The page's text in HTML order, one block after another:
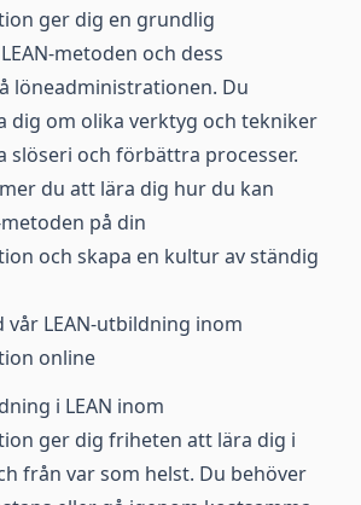
ger dig en grundlig
metoden och dess
löneadministrationen. Du
dig om olika verktyg och tekniker
slöseri och förbättra processer.
du att lära dig hur du kan
på din
och skapa en kultur av ständig
vår LEAN-utbildning inom
online
i LEAN inom
ger dig friheten att lära dig i
från var som helst. Du behöver